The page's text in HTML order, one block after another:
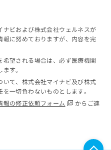
ビおよび株式会社ウェルネスが
に努めておりますが、内容を完
望される場合は、必ず医療機関
す。
て、株式会社マイナビ及び株式
一切負わないものとします。
報の修正依頼フォーム
からご連